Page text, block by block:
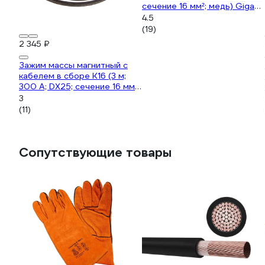
2 345 ₽
Зажим массы магнитный с
кабелем в сборе К16 (3 м;
300 А; DX25; сечение 16 мм²;
медь) Gigant G-822
3
(11)
сечение 16 мм²; медь) Gigant
G-813
4.5
(19)
Сопутствующие товары